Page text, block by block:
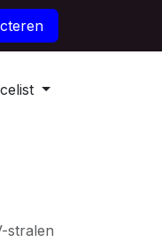
stralen